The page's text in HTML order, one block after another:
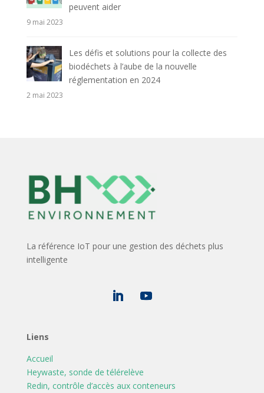
peuvent aider
9 mai 2023
Les défis et solutions pour la collecte des
biodéchets à l’aube de la nouvelle
réglementation en 2024
2 mai 2023
La référence IoT pour une gestion des déchets plus
intelligente
Liens
Accueil
Heywaste, sonde de télérelève
Redin, contrôle d’accès aux conteneurs